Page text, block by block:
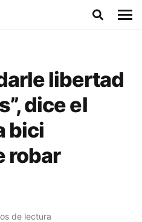
libertad
dice el
bici
robar
de lectura